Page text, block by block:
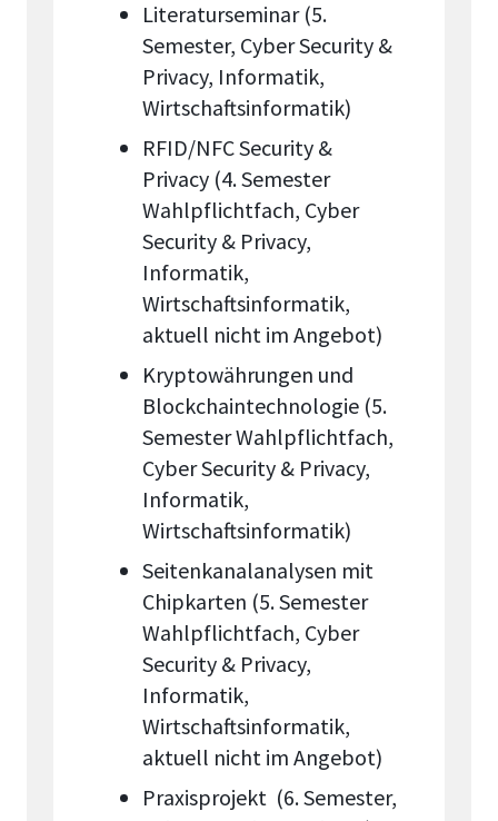
Literaturseminar (5.
Semester, Cyber Security &
Privacy, Informatik,
Wirtschaftsinformatik)
RFID/NFC Security &
Privacy (4. Semester
Wahlpflichtfach, Cyber
Security & Privacy,
Informatik,
Wirtschaftsinformatik,
aktuell nicht im Angebot)
Kryptowährungen und
Blockchaintechnologie (5.
Semester Wahlpflichtfach,
Cyber Security & Privacy,
Informatik,
Wirtschaftsinformatik)
Seitenkanalanalysen mit
Chipkarten (5. Semester
Wahlpflichtfach, Cyber
Security & Privacy,
Informatik,
Wirtschaftsinformatik,
aktuell nicht im Angebot)
Praxisprojekt (6. Semester,